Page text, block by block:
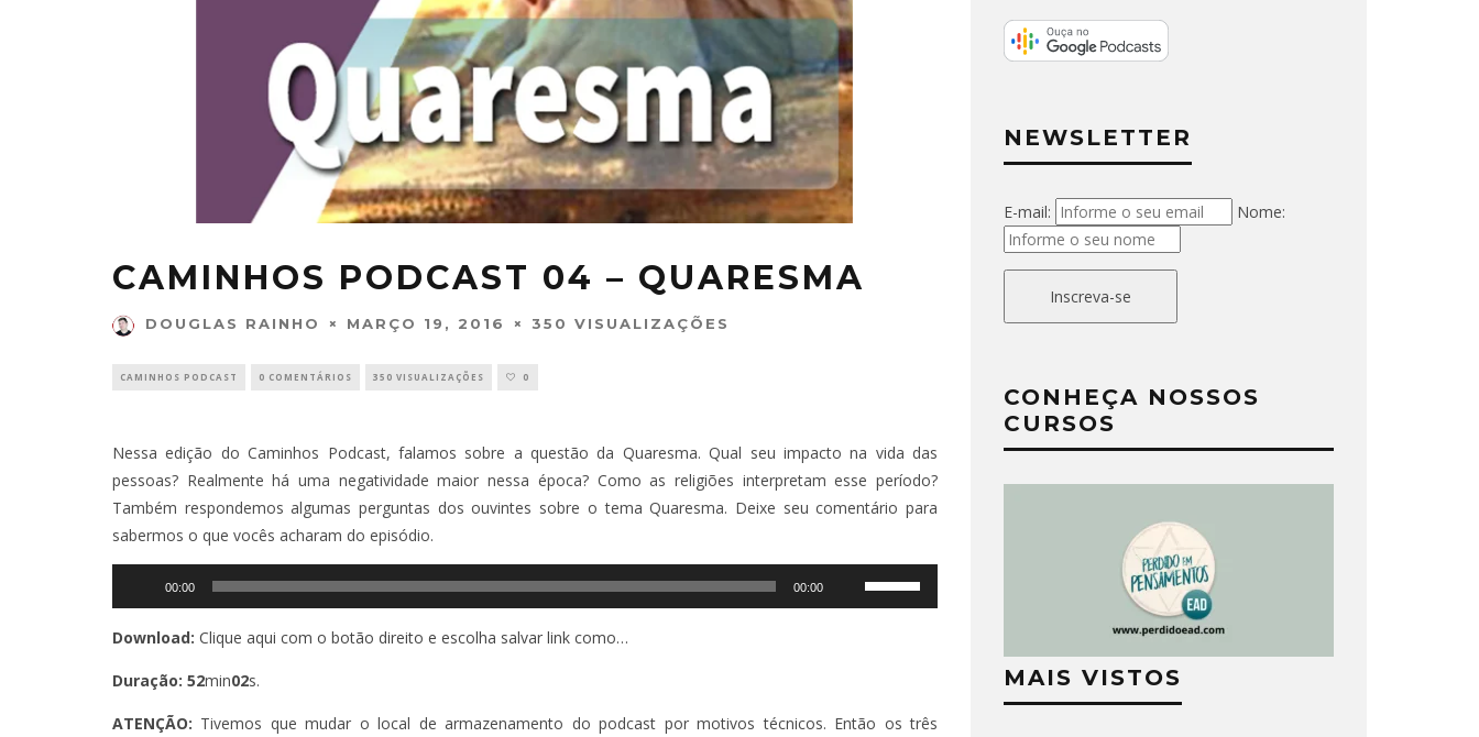
CAMINHOS PODCAST 04 – QUARESMA
DOUGLAS RAINHO MARÇO 19, 2016 350 VISUALIZAÇÕES
CAMINHOS PODCAST 0 COMENTÁRIOS 350 VISUALIZAÇÕES 0
Nessa edição do Caminhos Podcast, falamos sobre a questão da Quaresma. Qual seu impacto na vida das
pessoas? Realmente há uma negatividade maior nessa época? Como as religiões interpretam esse período?
Também respondemos algumas perguntas dos ouvintes sobre o tema Quaresma. Deixe seu comentário para
sabermos o que vocês acharam do episódio.
de
áudio
00:00 00:00
as
ou
Download: Clique aqui com o botão direito e escolha salvar link como…
Duração: 52min02s.
ATENÇÃO: Tivemos que mudar o local de armazenamento do podcast por motivos técnicos. Então os três
NEWSLETTER
E-mail: Nome:
Inscreva-se
CONHEÇA NOSSOS
CURSOS
MAIS VISTOS